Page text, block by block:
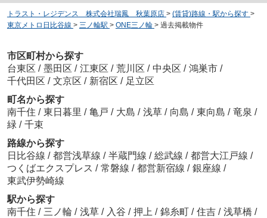
トラスト・レジデンス 株式会社瑞鳳 秋葉原店 > (賃貸)路線・駅から探す >
東京メトロ日比谷線 > 三ノ輪駅 > ONE三ノ輪 > 過去掲載物件
市区町村から探す
台東区 / 墨田区 / 江東区 / 荒川区 / 中央区 / 鴻巣市 /
千代田区 / 文京区 / 新宿区 / 足立区
町名から探す
南千住 / 東日暮里 / 亀戸 / 大島 / 浅草 / 向島 / 東向島 / 竜泉 /
緑 / 千束
路線から探す
日比谷線 / 都営浅草線 / 半蔵門線 / 総武線 / 都営大江戸線 /
つくばエクスプレス / 常磐線 / 都営新宿線 / 銀座線 /
東武伊勢崎線
駅から探す
南千住 / 三ノ輪 / 浅草 / 入谷 / 押上 / 錦糸町 / 住吉 / 浅草橋 /